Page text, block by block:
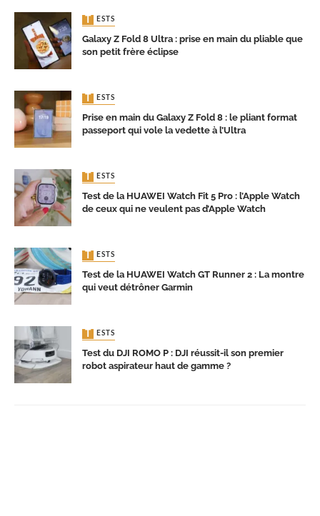
TESTS
Galaxy Z Fold 8 Ultra : prise en main du pliable que
son petit frère éclipse
TESTS
Prise en main du Galaxy Z Fold 8 : le pliant format
passeport qui vole la vedette à l’Ultra
TESTS
Test de la HUAWEI Watch Fit 5 Pro : l’Apple Watch
de ceux qui ne veulent pas d’Apple Watch
TESTS
Test de la HUAWEI Watch GT Runner 2 : La montre
qui veut détrôner Garmin
TESTS
Test du DJI ROMO P : DJI réussit-il son premier
robot aspirateur haut de gamme ?